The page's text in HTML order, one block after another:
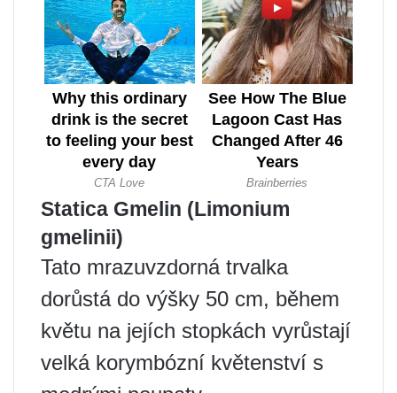
Statica Gmelin (Limonium
gmelinii)
Tato mrazuvzdorná trvalka
dorůstá do výšky 50 cm, během
květu na jejích stopkách vyrůstají
velká korymbózní květenství s